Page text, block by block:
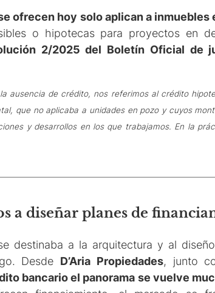
ofrecen hoy solo aplican a inmuebles
o hipotecas para proyectos en
2/2025 del Boletín Oficial de
ausencia de crédito, nos referimos al crédito
que no aplicaba a unidades en pozo y cuyos
y desarrollos en los que trabajamos. En la
a diseñar planes de
destinaba a la arquitectura y al
Desde D’Aria Propiedades, junto
bancario el panorama se vuelve